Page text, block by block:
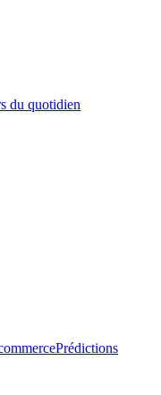
du quotidien
Prédictions